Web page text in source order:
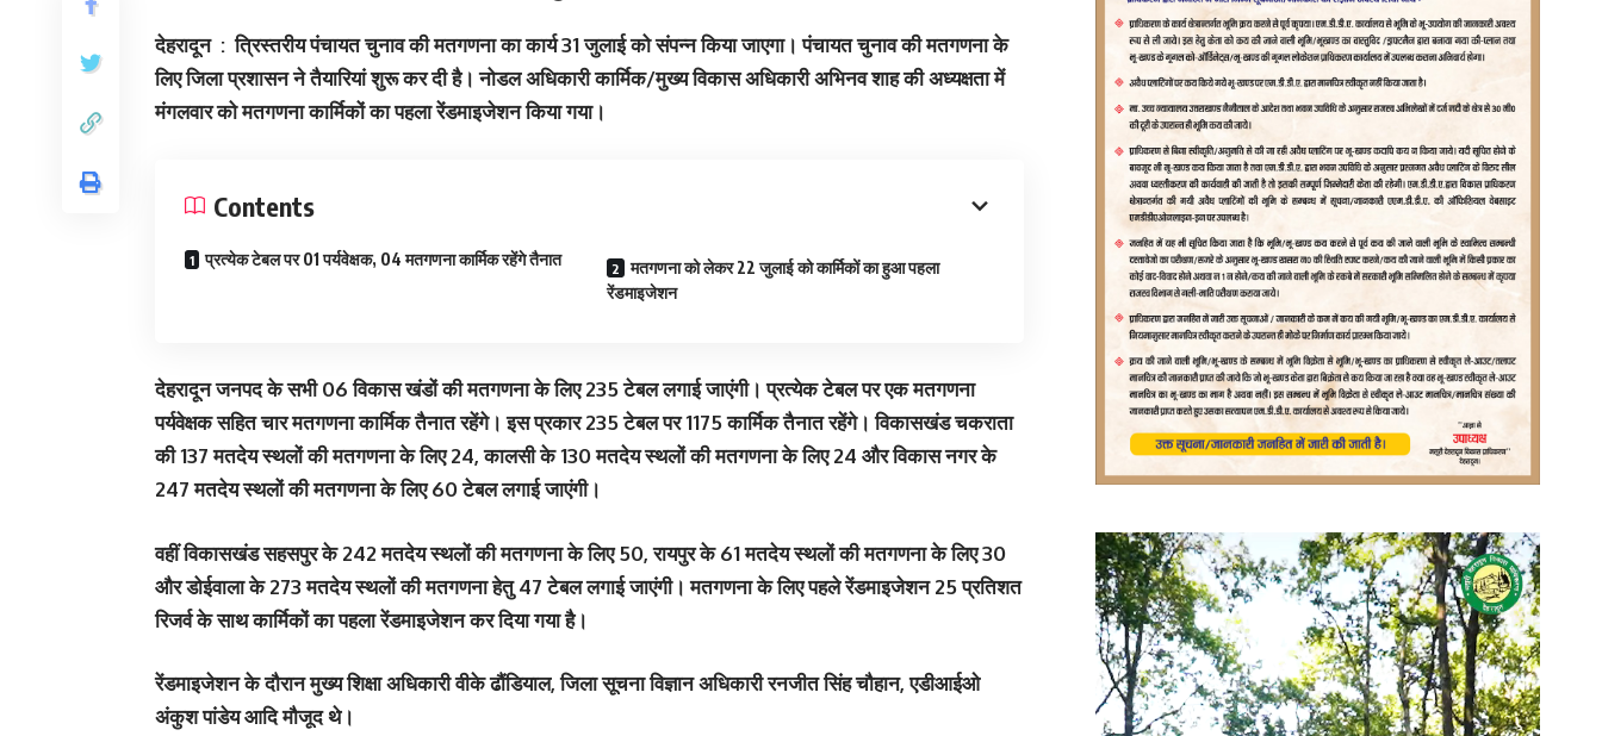
देहरादून : त्रिस्तरीय पंचायत चुनाव की मतगणना का कार्य 31 जुलाई को संपन्न किया जाएगा। पंचायत चुनाव की मतगणना के
लिए जिला प्रशासन ने तैयारियां शुरू कर दी है। नोडल अधिकारी कार्मिक/मुख्य विकास अधिकारी अभिनव शाह की अध्यक्षता में
मंगलवार को मतगणना कार्मिकों का पहला रेंडमाइजेशन किया गया।
Contents
प्रत्येक टेबल पर 01 पर्यवेक्षक, 04 मतगणना कार्मिक रहेंगे तैनात
मतगणना को लेकर 22 जुलाई को कार्मिकों का हुआ पहला
रेंडमाइजेशन
देहरादून जनपद के सभी 06 विकास खंडों की मतगणना के लिए 235 टेबल लगाई जाएंगी। प्रत्येक टेबल पर एक मतगणना
पर्यवेक्षक सहित चार मतगणना कार्मिक तैनात रहेंगे। इस प्रकार 235 टेबल पर 1175 कार्मिक तैनात रहेंगे। विकासखंड चकराता
की 137 मतदेय स्थलों की मतगणना के लिए 24, कालसी के 130 मतदेय स्थलों की मतगणना के लिए 24 और विकास नगर के
247 मतदेय स्थलों की मतगणना के लिए 60 टेबल लगाई जाएंगी।
वहीं विकासखंड सहसपुर के 242 मतदेय स्थलों की मतगणना के लिए 50, रायपुर के 61 मतदेय स्थलों की मतगणना के लिए 30
और डोईवाला के 273 मतदेय स्थलों की मतगणना हेतु 47 टेबल लगाई जाएंगी। मतगणना के लिए पहले रेंडमाइजेशन 25 प्रतिशत
रिजर्व के साथ कार्मिकों का पहला रेंडमाइजेशन कर दिया गया है।
रेंडमाइजेशन के दौरान मुख्य शिक्षा अधिकारी वीके ढौंडियाल, जिला सूचना विज्ञान अधिकारी रनजीत सिंह चौहान, एडीआईओ
अंकुश पांडेय आदि मौजूद थे।
Video
Player